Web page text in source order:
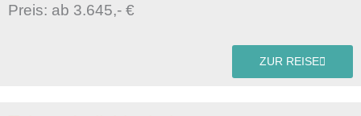
Preis: ab 3.645,- €
ZUR REISE